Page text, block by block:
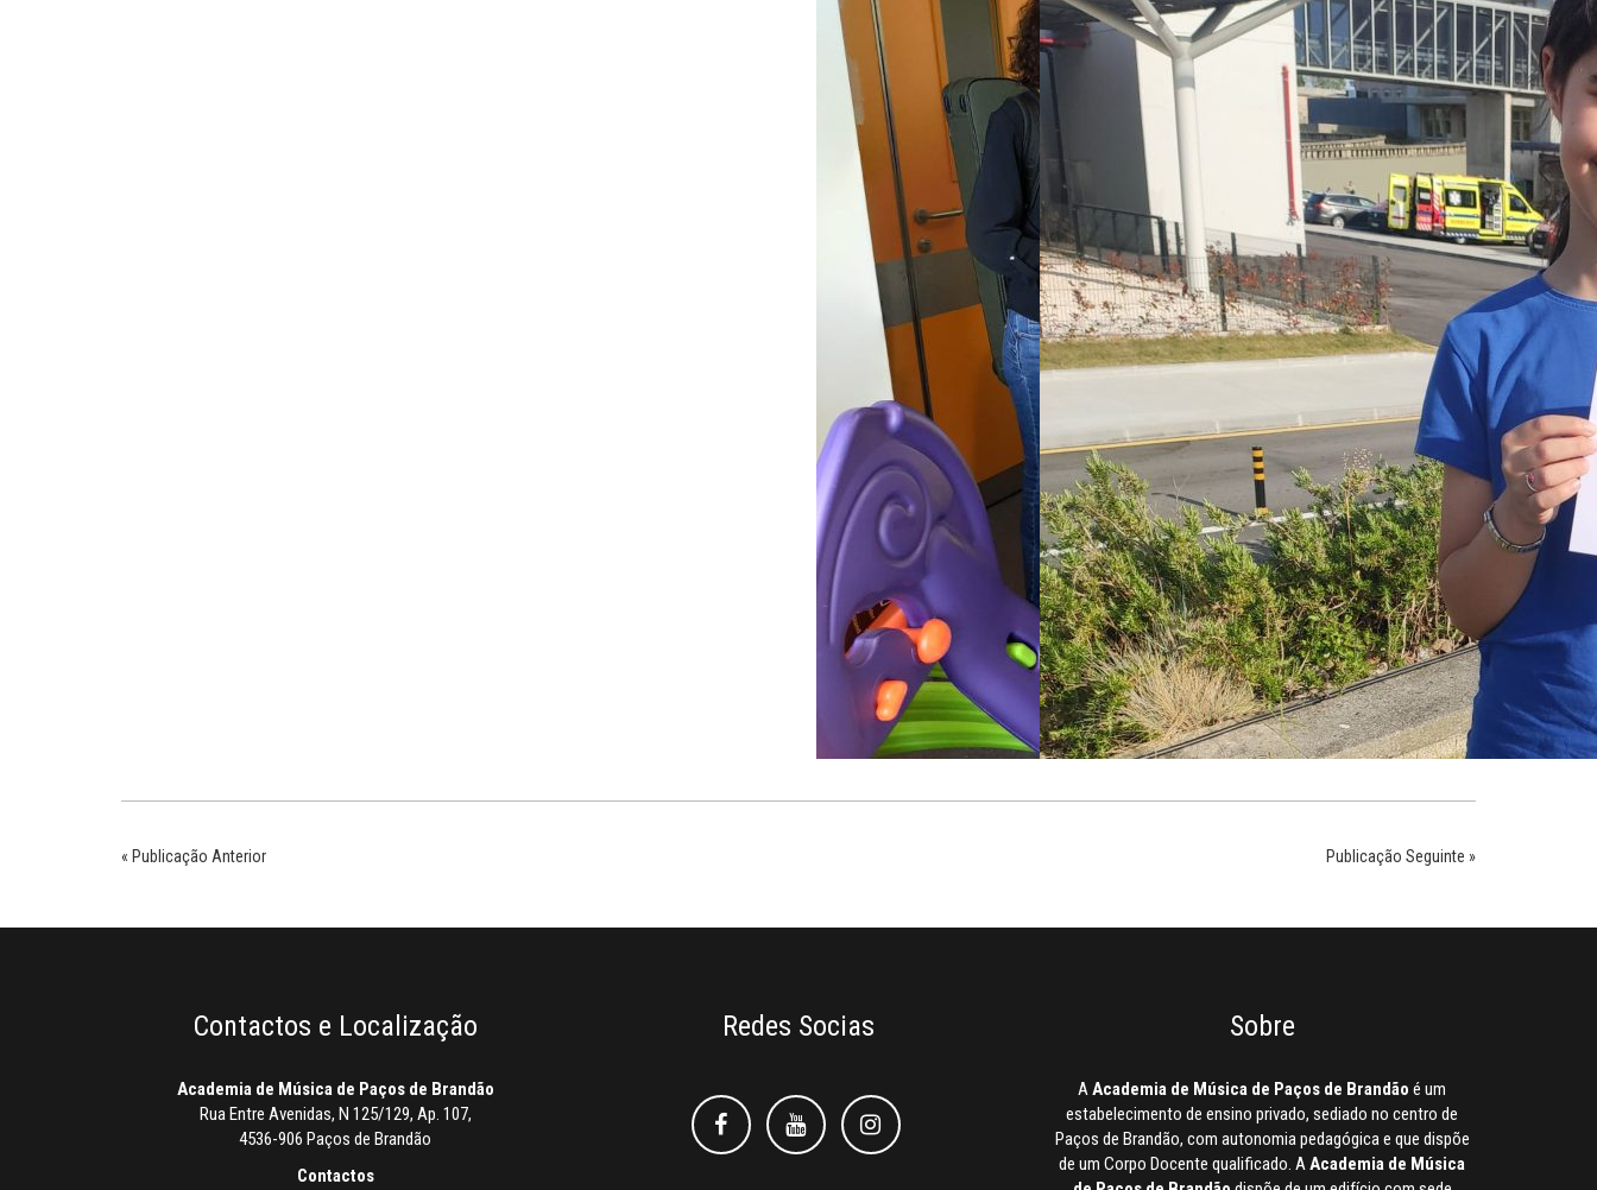
« Publicação Anterior Publicação Seguinte »
Contactos e Localização
Academia de Música de Paços de Brandão
Rua Entre Avenidas, N 125/129, Ap. 107,
4536-906 Paços de Brandão
Contactos
Redes Socias
FacebookFacebookInstagram
Sobre
AAcademia de Música de Paços de Brandão é um
estabelecimento de ensino privado, sediado no centro de
Paços de Brandão, com autonomia pedagógica e que dispõe
de um Corpo Docente qualificado. AAcademia de Música